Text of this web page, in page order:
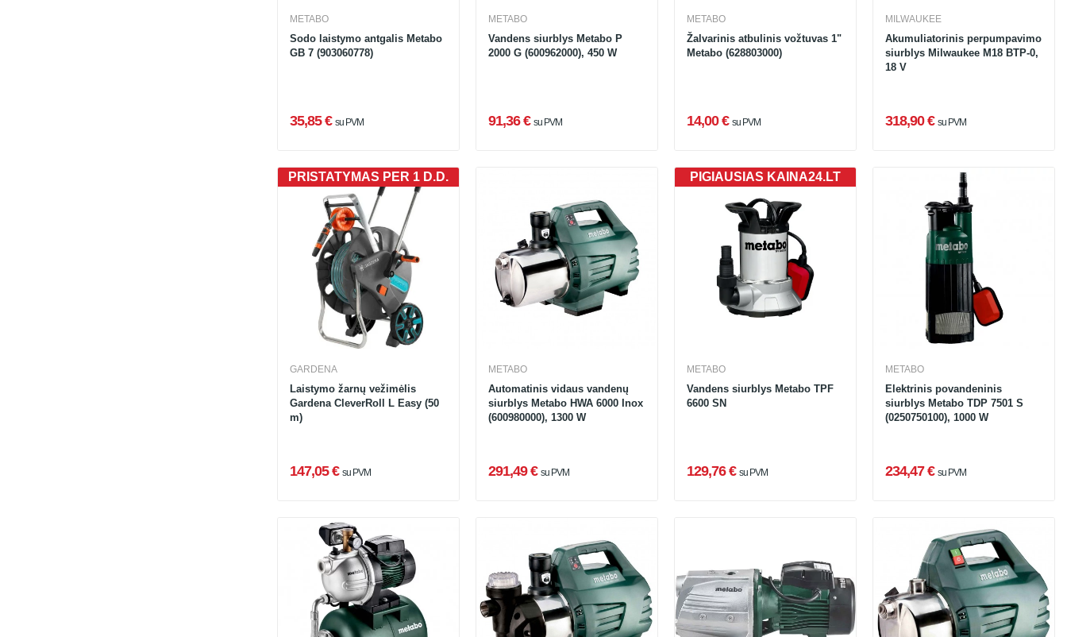
METABO
Sodo laistymo antgalis Metabo
GB 7 (903060778)
35,85 € su PVM
METABO
Vandens siurblys Metabo P
2000 G (600962000), 450 W
91,36 € su PVM
METABO
Žalvarinis atbulinis vožtuvas 1"
Metabo (628803000)
14,00 € su PVM
MILWAUKEE
Akumuliatorinis perpumpavimo
siurblys Milwaukee M18 BTP-0,
18 V
318,90 € su PVM
PRISTATYMAS PER 1 D.D.
GARDENA
Laistymo žarnų vežimėlis
Gardena CleverRoll L Easy (50
m)
147,05 € su PVM
METABO
Automatinis vidaus vandenų
siurblys Metabo HWA 6000 Inox
(600980000), 1300 W
291,49 € su PVM
PIGIAUSIAS KAINA24.LT
METABO
Vandens siurblys Metabo TPF
6600 SN
129,76 € su PVM
METABO
Elektrinis povandeninis
siurblys Metabo TDP 7501 S
(0250750100), 1000 W
234,47 € su PVM